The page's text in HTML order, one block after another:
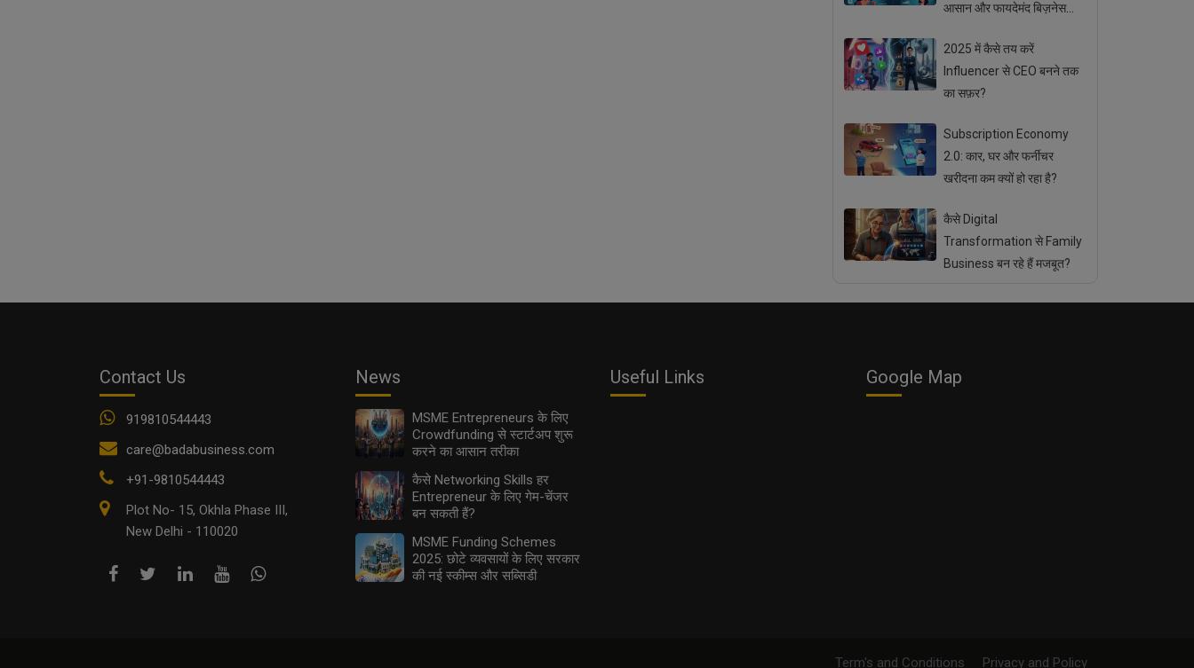
आसान और फायदेमंद बिज़नेस
2025 में कैसे तय करें
Influencer से CEO बनने तक
का सफ़र?
Subscription Economy
2.0: कार, घर और फर्नीचर
खरीदना कम क्यों हो रहा है?
कैसे Digital
Transformation से Family
Business बन रहे हैं मजबूत?
Contact Us
919810544443
care@badabusiness.com
+91-9810544443
Plot No- 15, Okhla Phase III,
New Delhi - 110020
News
MSME Entrepreneurs के लिए
Crowdfunding से स्टार्टअप शुरू
करने का आसान तरीका
कैसे Networking Skills हर
Entrepreneur के लिए गेम-चेंजर
बन सकती हैं?
MSME Funding Schemes
2025: छोटे व्यवसायों के लिए सरकार
की नई स्कीम्स और सब्सिडी
Useful Links Google Map
Term's and Conditions Privacy and Policy